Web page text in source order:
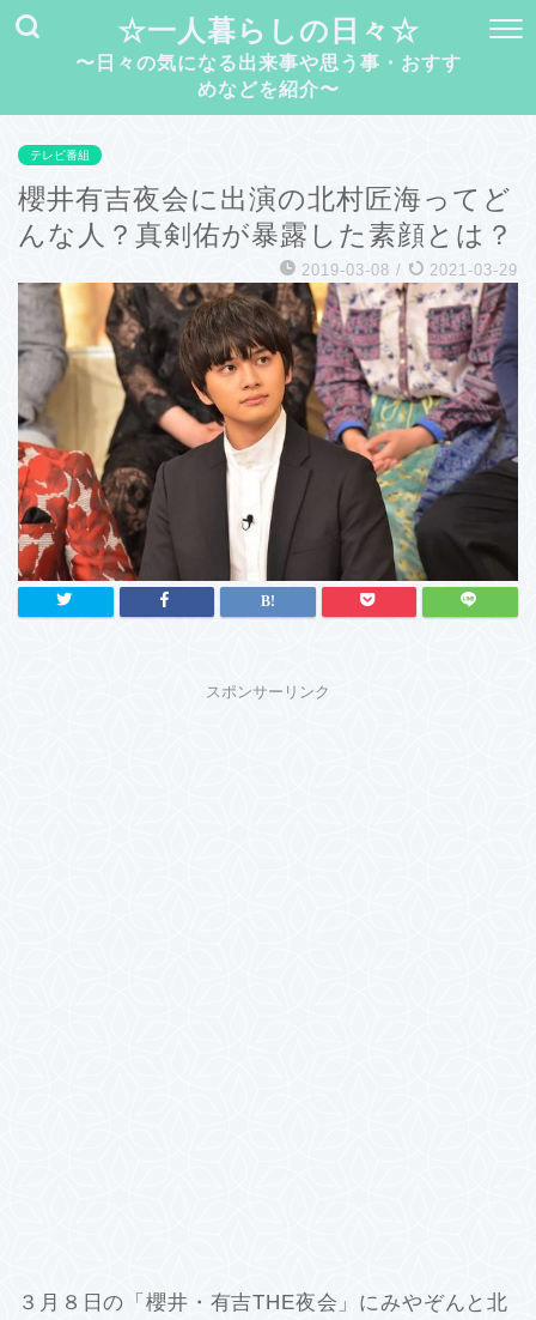
☆一人暮らしの日々☆
〜日々の気になる出来事や思う事・おすす
めなどを紹介〜
テレビ番組
櫻井有吉夜会に出演の北村匠海ってど
んな人？真剣佑が暴露した素顔とは？
2019-03-08 / 2021-03-29
スポンサーリンク
３月８日の「櫻井・有吉THE夜会」にみやぞんと北